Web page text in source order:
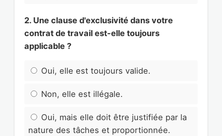
2. Une clause d'exclusivité dans votre
contrat de travail est-elle toujours
applicable ?
Oui, elle est toujours valide.
Non, elle est illégale.
Oui, mais elle doit être justifiée par la
nature des tâches et proportionnée.